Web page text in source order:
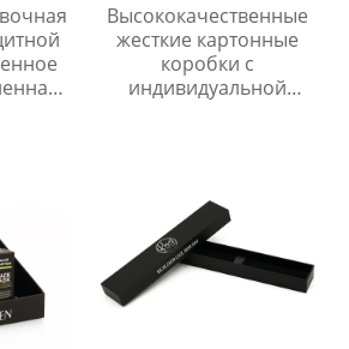
Высококачественные
жесткие картонные
коробки с
индивидуальной
бумаги со вставкой